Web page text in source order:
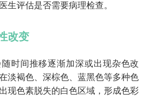
生评估是否需要病理检查。
改变
时间推移逐渐加深或出现杂色改
淡褐色、深棕色、蓝黑色等多种色
现色素脱失的白色区域，形成色彩